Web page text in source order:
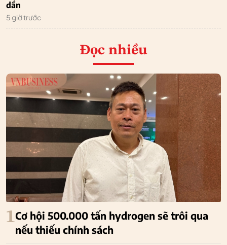
dần
5 giờ trước
Đọc nhiều
1Cơ hội 500.000 tấn hydrogen sẽ trôi qua
nếu thiếu chính sách